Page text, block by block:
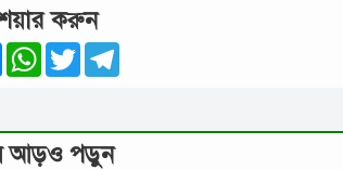
করুন
Messenger
WhatsApp
Twitter
আড়ও পড়ুন